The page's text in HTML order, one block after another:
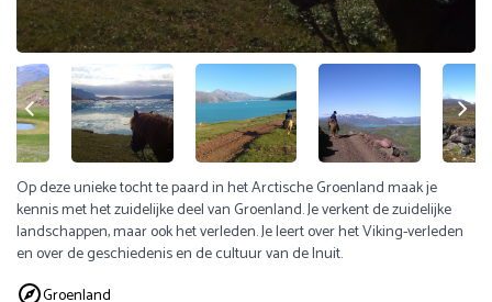
Op deze unieke tocht te paard in het Arctische Groenland maak je
kennis met het zuidelijke deel van Groenland. Je verkent de zuidelijke
landschappen, maar ook het verleden. Je leert over het Viking-verleden
en over de geschiedenis en de cultuur van de Inuit.
Groenland